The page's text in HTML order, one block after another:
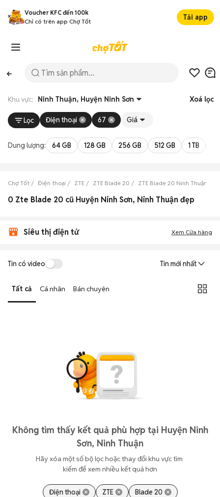
Voucher KFC đến 100k
Chỉ có trên app Chợ Tốt
Tải app
Khu vực: Ninh Thuận, Huyện Ninh Sơn Xoá lọc
Lọc Điện thoại 67 Giá
Dung lượng: 64 GB 128 GB 256 GB 512 GB 1 TB
Chợ Tốt Điện thoại ZTE ZTE Blade 20 ZTE Blade 20 Ninh Thuận
0 Zte Blade 20 cũ Huyện Ninh Sơn, Ninh Thuận đẹp
Siêu thị điện tử Xem Cửa hàng
Tin có video Tin mới nhất
Tất cả Cá nhân Bán chuyên
Không tìm thấy kết quả phù hợp tại Huyện Ninh
Sơn, Ninh Thuận
Hãy xóa một số bộ lọc hoặc thay đổi khu vực tìm
kiếm để xem nhiều kết quả hơn
Điện thoại ZTE Blade 20